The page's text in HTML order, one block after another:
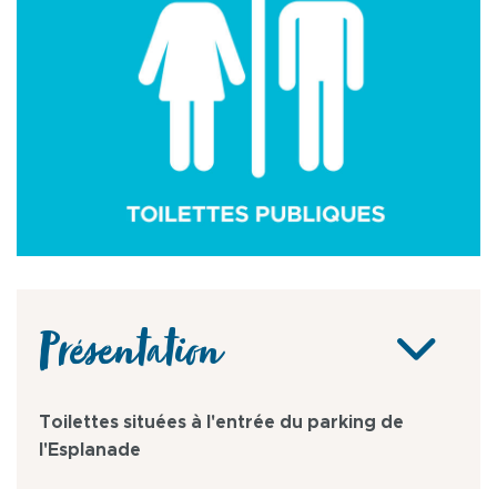
Présentation
Toilettes situées à l'entrée du parking de
l'Esplanade